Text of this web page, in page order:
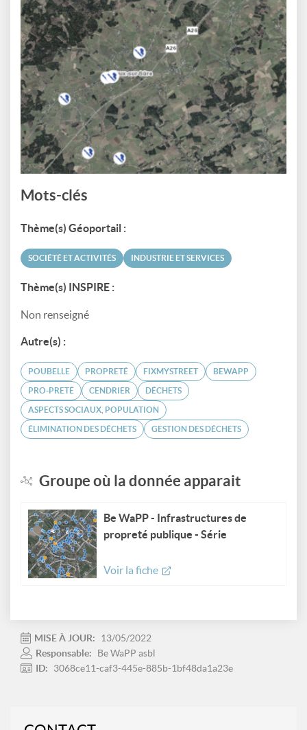
Mots-clés
Thème(s) Géoportail :
SOCIÉTÉ ET ACTIVITÉS INDUSTRIE ET SERVICES
Thème(s) INSPIRE :
Non renseigné
Autre(s) :
POUBELLE PROPRETÉ FIXMYSTREET BEWAPP
PRO-PRETÉ CENDRIER DÉCHETS
ASPECTS SOCIAUX, POPULATION
ÉLIMINATION DES DÉCHETS GESTION DES DÉCHETS
Groupe où la donnée apparait
Be WaPP - Infrastructures de
propreté publique - Série
Voir la fiche
MISE À JOUR:
13/05/2022
Responsable:
Be WaPP asbl
ID:
3068ce11-caf3-445e-885b-1bf48da1a23e